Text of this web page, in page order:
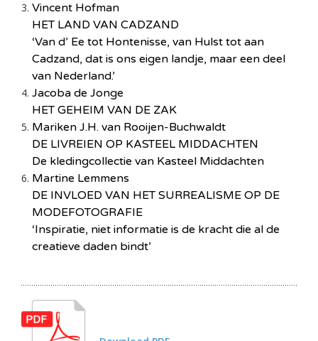
Vincent Hofman
HET LAND VAN CADZAND
‘Van d’ Ee tot Hontenisse, van Hulst tot aan
Cadzand, dat is ons eigen landje, maar een deel
van Nederland.’
Jacoba de Jonge
HET GEHEIM VAN DE ZAK
Mariken J.H. van Rooijen-Buchwaldt
DE LIVREIEN OP KASTEEL MIDDACHTEN
De kledingcollectie van Kasteel Middachten
Martine Lemmens
DE INVLOED VAN HET SURREALISME OP DE
MODEFOTOGRAFIE
‘Inspiratie, niet informatie is de kracht die al de
creatieve daden bindt’